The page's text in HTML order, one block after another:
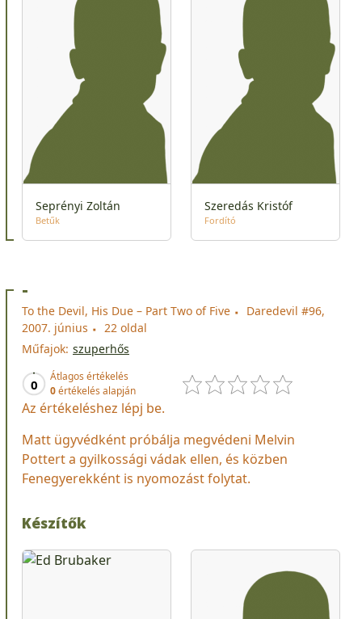
Seprényi Zoltán
Betűk
Szeredás Kristóf
Fordító
-
To the Devil, His Due – Part Two of Five
Daredevil #96,
2007. június
22 oldal
Műfajok: szuperhős
0
Átlagos értékelés
0értékelés alapján
Az értékeléshez lépj be.
Matt ügyvédként próbálja megvédeni Melvin
Pottert a gyilkossági vádak ellen, és közben
Fenegyerekként is nyomozást folytat.
Készítők